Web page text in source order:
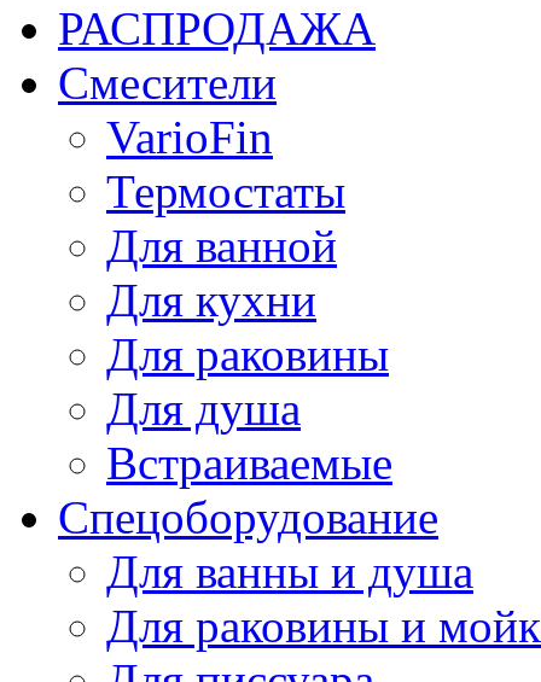
РАСПРОДАЖА
Смесители
VarioFin
Термостаты
Для ванной
Для кухни
Для раковины
Для душа
Встраиваемые
Спецоборудование
Для ванны и душа
Для раковины и